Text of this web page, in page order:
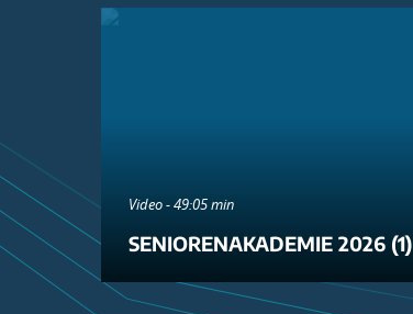
Video - 49:05 min
SENIORENAKADEMIE 2026 (1)